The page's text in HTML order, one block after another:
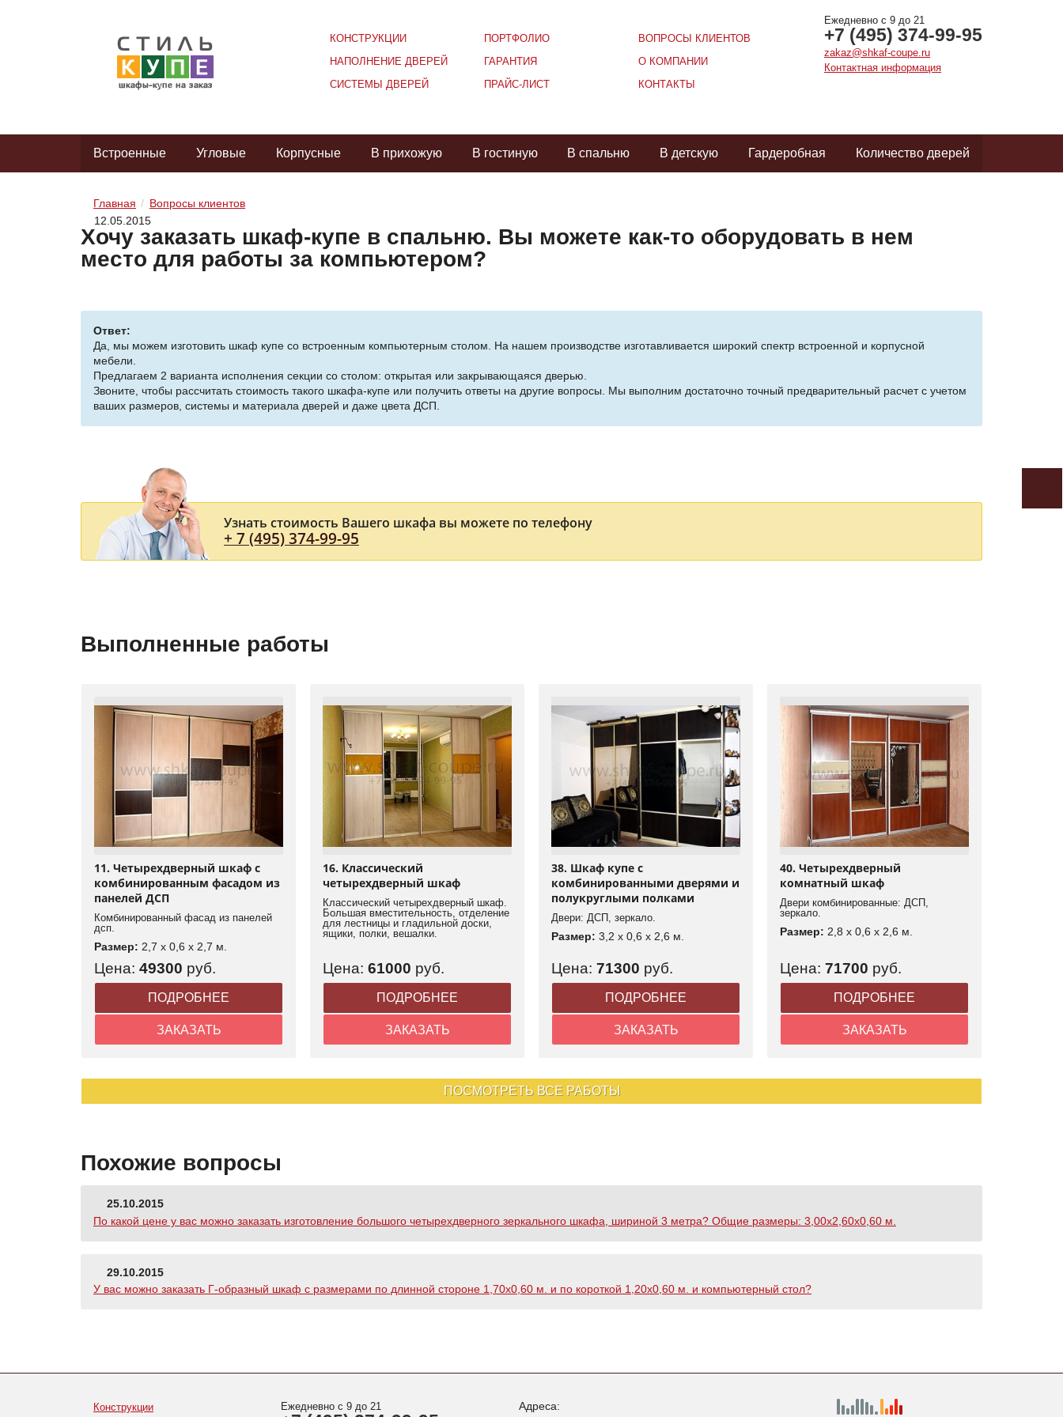
Ежедневно с 9 до 21
+7 (495) 374-99-95
zakaz@shkaf-coupe.ru
Контактная информация
КОНСТРУКЦИИ
НАПОЛНЕНИЕ ДВЕРЕЙ
СИСТЕМЫ ДВЕРЕЙ
ПОРТФОЛИО
ГАРАНТИЯ
ПРАЙС-ЛИСТ
ВОПРОСЫ КЛИЕНТОВ
О КОМПАНИИ
КОНТАКТЫ
Встроенные Угловые Корпусные В прихожую В гостиную В спальню В детскую Гардеробная Количество дверей
Главная
Вопросы клиентов
12.05.2015
Хочу заказать шкаф-купе в спальню. Вы можете как-то оборудовать в нем
место для работы за компьютером?
Ответ:
Да, мы можем изготовить шкаф купе со встроенным компьютерным столом. На нашем производстве изготавливается широкий спектр встроенной и корпусной
мебели.
Предлагаем 2 варианта исполнения секции со столом: открытая или закрывающаяся дверью.
Звоните, чтобы рассчитать стоимость такого шкафа-купе или получить ответы на другие вопросы. Мы выполним достаточно точный предварительный расчет с учетом
ваших размеров, системы и материала дверей и даже цвета ДСП.
Узнать стоимость Вашего шкафа вы можете по телефону
+ 7 (495) 374-99-95
Выполненные работы
11. Четырехдверный шкаф с
комбинированным фасадом из
панелей ДСП
Комбинированный фасад из панелей
дсп.
Размер: 2,7 x 0,6 x 2,7 м.
Цена: 49300 руб.
ПОДРОБНЕЕ
ЗАКАЗАТЬ
16. Классический
четырехдверный шкаф
Классический четырехдверный шкаф.
Большая вместительность, отделение
для лестницы и гладильной доски,
ящики, полки, вешалки.
Цена: 61000 руб.
ПОДРОБНЕЕ
ЗАКАЗАТЬ
38. Шкаф купе с
комбинированными дверями и
полукруглыми полками
Двери: ДСП, зеркало.
Размер: 3,2 x 0,6 x 2,6 м.
Цена: 71300 руб.
ПОДРОБНЕЕ
ЗАКАЗАТЬ
40. Четырехдверный
комнатный шкаф
Двери комбинированные: ДСП,
зеркало.
Размер: 2,8 x 0,6 x 2,6 м.
Цена: 71700 руб.
ПОДРОБНЕЕ
ЗАКАЗАТЬ
ПОСМОТРЕТЬ ВСЕ РАБОТЫ
Похожие вопросы
25.10.2015
По какой цене у вас можно заказать изготовление большого четырехдверного зеркального шкафа, шириной 3 метра? Общие размеры: 3,00х2,60х0,60 м.
29.10.2015
У вас можно заказать Г-образный шкаф с размерами по длинной стороне 1,70х0,60 м. и по короткой 1,20х0,60 м. и компьютерный стол?
Конструкции Ежедневно с 9 до 21
Адреса: